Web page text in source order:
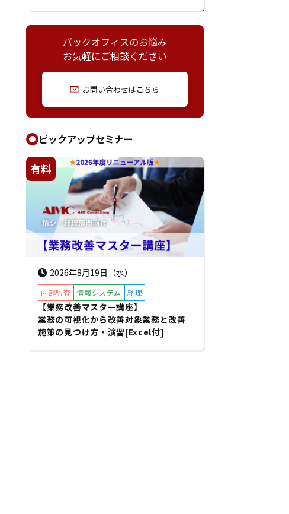
バックオフィスのお悩み
お気軽にご相談ください
お問い合わせはこちら
ピックアップセミナー
有料
2026年8月19日（水）
内部監査 情報システム 経理
【業務改善マスター講座】
業務の可視化から改善対象業務と改善
施策の見つけ方・演習[Excel付]